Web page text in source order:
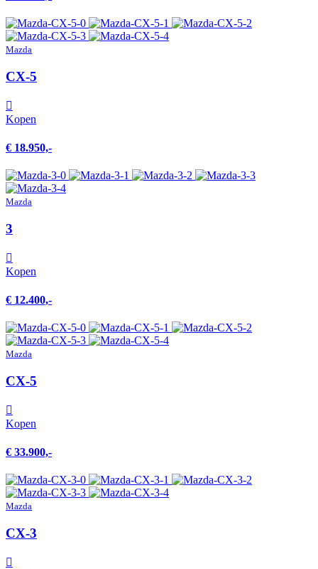
Mazda
CX-5
Kopen
€ 18.950,-
Mazda
3
Kopen
€ 12.400,-
Mazda
CX-5
Kopen
€ 33.900,-
Mazda
CX-3